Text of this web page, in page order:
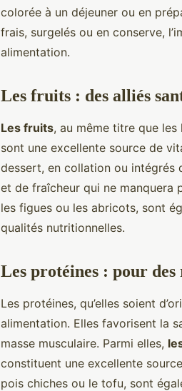
colorée à un déjeuner ou en
frais, surgelés ou en conserve,
alimentation.
Les fruits : des alliés
Les fruits, au même titre que
sont une excellente source de
dessert, en collation ou intégrés
et de fraîcheur qui ne manquera
les figues ou les abricots, sont
qualités nutritionnelles.
Les protéines : pour des
Les protéines, qu’elles soient
alimentation. Elles favorisent la
masse musculaire. Parmi elles,
constituent une excellente
pois chiches ou le tofu, sont